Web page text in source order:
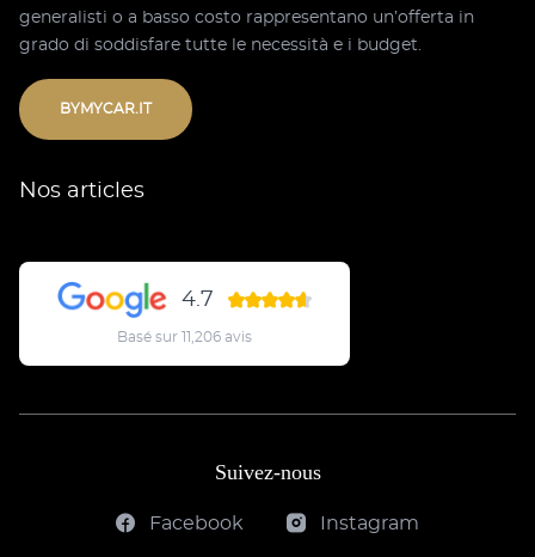
generalisti o a basso costo rappresentano un’offerta in
grado di soddisfare tutte le necessità e i budget.
BYMYCAR.IT
Nos articles
4.7
Basé sur 11,206 avis
Suivez-nous
Facebook Instagram